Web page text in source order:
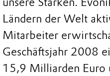
Ländern der Welt
Mitarbeiter
Geschäftsjahr 2008
15,9 Milliarden Euro